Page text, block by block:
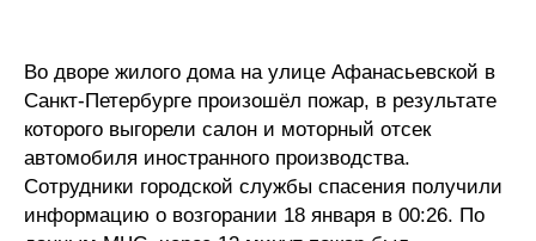
Во дворе жилого дома на улице Афанасьевской в
Санкт-Петербурге произошёл пожар, в результате
которого выгорели салон и моторный отсек
автомобиля иностранного производства.
Сотрудники городской службы спасения получили
информацию о возгорании 18 января в 00:26. По